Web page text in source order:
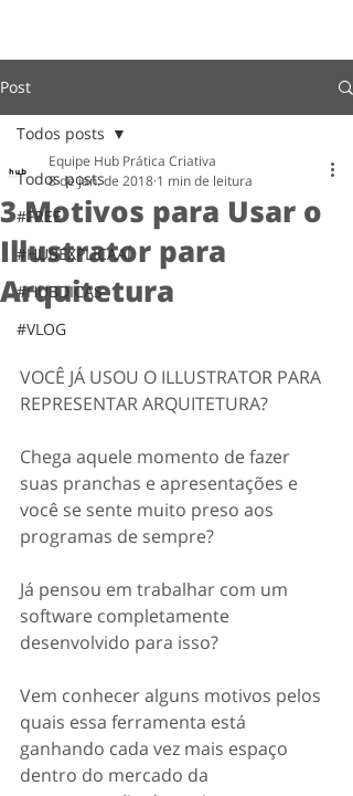
Post
Todos posts
#FREE
#HUBEXPLICAAÍ
#HUBDICAS
#VLOG
Todos posts
3 Motivos para Usar o
Illustrator para
Arquitetura
Equipe Hub Prática Criativa
8 de jan. de 2018 1 min de leitura
VOCÊ JÁ USOU O ILLUSTRATOR PARA
REPRESENTAR ARQUITETURA?
Chega aquele momento de fazer
suas pranchas e apresentações e
você se sente muito preso aos
programas de sempre?
Já pensou em trabalhar com um
software completamente
desenvolvido para isso?
Vem conhecer alguns motivos pelos
quais essa ferramenta está
ganhando cada vez mais espaço
dentro do mercado da